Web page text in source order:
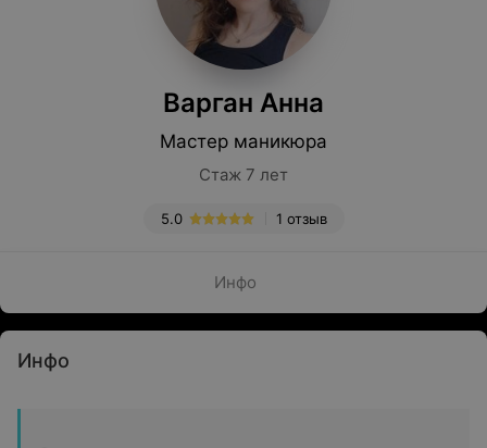
Варган Анна
Мастер маникюра
Стаж 7 лет
1 отзыв
5.0
Инфо
Инфо